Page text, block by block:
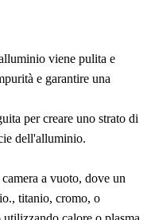
viene pulita e
e garantire una
per creare uno strato di
dell'alluminio.
a vuoto, dove un
titanio, cromo, o